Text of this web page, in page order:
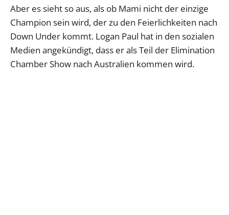
Aber es sieht so aus, als ob Mami nicht der einzige
Champion sein wird, der zu den Feierlichkeiten nach
Down Under kommt. Logan Paul hat in den sozialen
Medien angekündigt, dass er als Teil der Elimination
Chamber Show nach Australien kommen wird.